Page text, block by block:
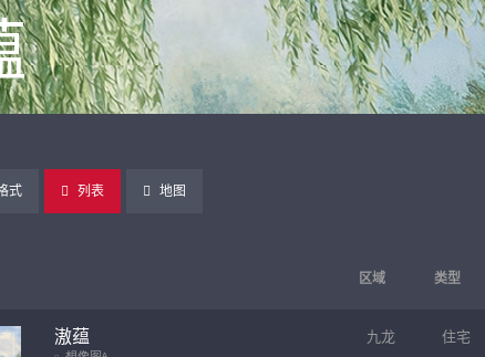
式 列表 地图
区域 类型
滶蕴 九龙 住宅